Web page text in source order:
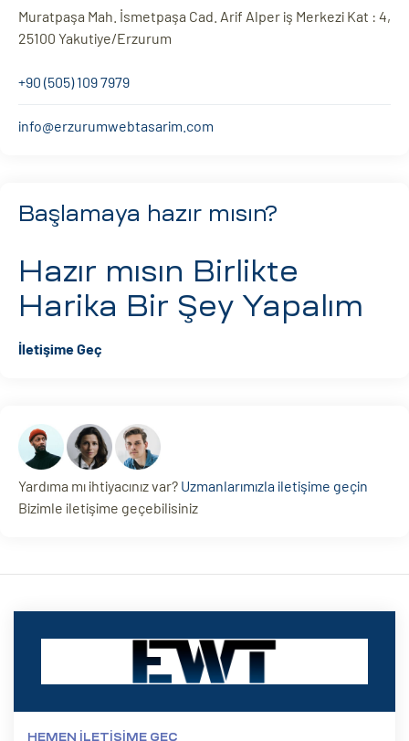
Muratpaşa Mah. İsmetpaşa Cad. Arif Alper iş Merkezi Kat : 4,
25100 Yakutiye/Erzurum
+90 (505) 109 7979
info@erzurumwebtasarim.com
Başlamaya hazır mısın?
Hazır mısın Birlikte
Harika Bir Şey Yapalım
İletişime Geç
Yardıma mı ihtiyacınız var? Uzmanlarımızla iletişime geçin
Bizimle iletişime geçebilisiniz
HEMEN İLETIŞIME GEÇ